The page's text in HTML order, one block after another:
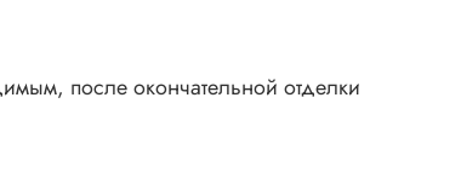
после окончательной отделки